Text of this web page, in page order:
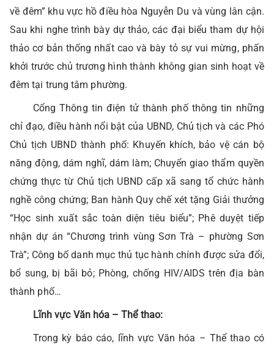
về đêm” khu vực hồ điều hòa Nguyễn Du và vùng lân cận.
Sau khi nghe trình bày dự thảo, các đại biểu tham dự hội
thảo cơ bản thống nhất cao và bày tỏ sự vui mừng, phấn
khởi trước chủ trương hình thành không gian sinh hoạt về
đêm tại trung tâm phường.
Cổng Thông tin điện tử thành phố thông tin những
chỉ đạo, điều hành nổi bật của UBND, Chủ tịch và các Phó
Chủ tịch UBND thành phố: Khuyến khích, bảo vệ cán bộ
năng động, dám nghĩ, dám làm; Chuyển giao thẩm quyền
chứng thực từ Chủ tịch UBND cấp xã sang tổ chức hành
nghề công chứng; Ban hành Quy chế xét tặng Giải thưởng
“Học sinh xuất sắc toàn diện tiêu biểu”; Phê duyệt tiếp
nhận dự án “Chương trình vùng Sơn Trà – phường Sơn
Trà”; Công bố danh mục thủ tục hành chính được sửa đổi,
bổ sung, bị bãi bỏ; Phòng, chống HIV/AIDS trên địa bàn
thành phố…
Lĩnh vực Văn hóa – Thể thao:
Trong kỳ báo cáo, lĩnh vực Văn hóa – Thể thao có